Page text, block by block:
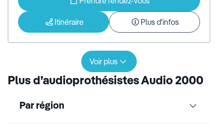
Itinéraire Plus d'infos
Voir plus
Plus d’audioprothésistes Audio 2000
Par région